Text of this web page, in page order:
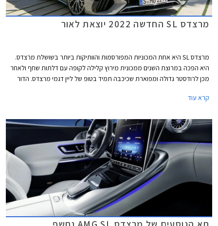
מרצדס SL החדשה 2022 יוצאת לאור
מרצדס SL היא אחת המכוניות המפורסמות והוותיקות ביותר בשושלת מרצדס.
היא הפכה במרוצת השנים ממכונית מירוץ קלילה לקופה עם דלתות שחף ולאחר
מכן לרודסטר גדולה ומפוארת שכיכבה תמיד בטופ של ליין דגמי מרצדס. הדור
שני מושבים אחוריים קומפקטיים.
קרא עוד